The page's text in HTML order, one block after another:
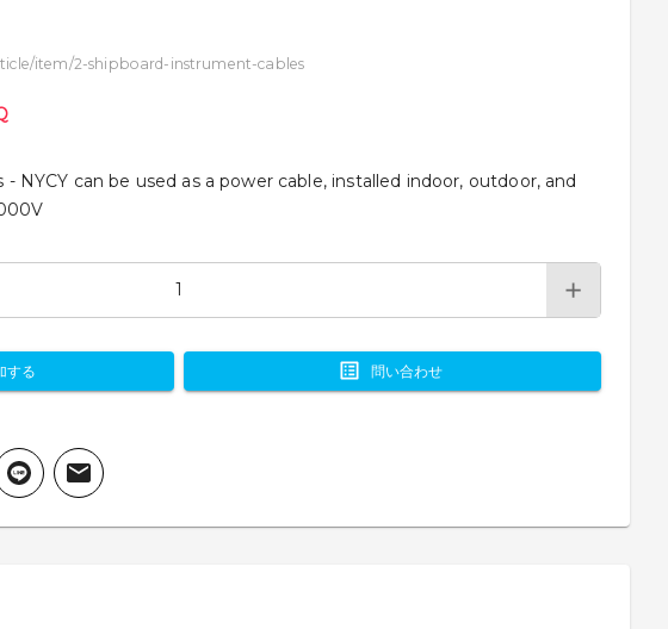
item/2-shipboard-instrument-cables
NYCY can be used as a power cable, installed indoor, outdoor, and
する 問い合わせ